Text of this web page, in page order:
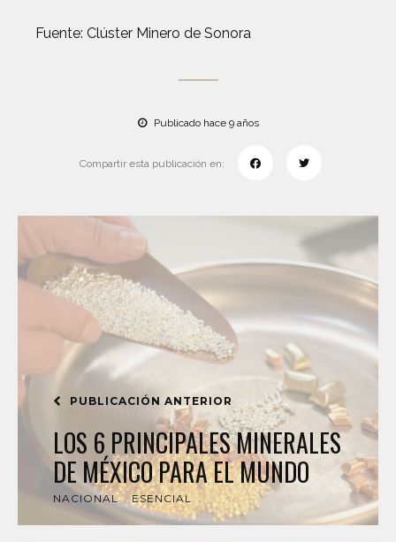
Fuente: Clúster Minero de Sonora
Publicado hace 9 años
Compartir esta publicación en:
PUBLICACIÓN ANTERIOR
LOS 6 PRINCIPALES MINERALES
DE MÉXICO PARA EL MUNDO
NACIONAL ESENCIAL